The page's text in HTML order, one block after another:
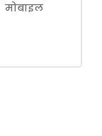
मोबाइल